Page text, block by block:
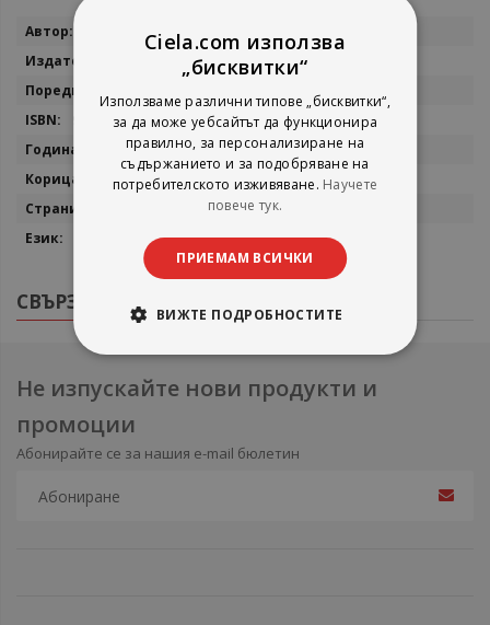
Повече
Neal Shusterman
Walker Books
9781406379242
2018
мека
английски
СВЪРЗАНИ ПРОДУКТИ
Не изпускайте нови продукти и
промоции
Абонирайте се за нашия e-mail бюлетин
Ciela.com използва
„бисквитки“
Използваме различни типове „бисквитки“,
за да може уебсайтът да функционира
правилно, за персонализиране на
съдържанието и за подобряване на
потребителското изживяване. Научете
повече тук.
ПРИЕМАМ ВСИЧКИ
ВИЖТЕ ПОДРОБНОСТИТЕ